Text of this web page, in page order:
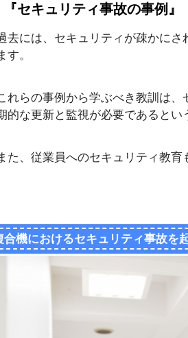
『セキュリティ事故の事例』
去には、セキュリティが疎かに
す。
れらの事例から学ぶべき教訓は
的な更新と監視が必要であるとい
た、従業員へのセキュリティ教育
合機におけるセキュリティ事故を